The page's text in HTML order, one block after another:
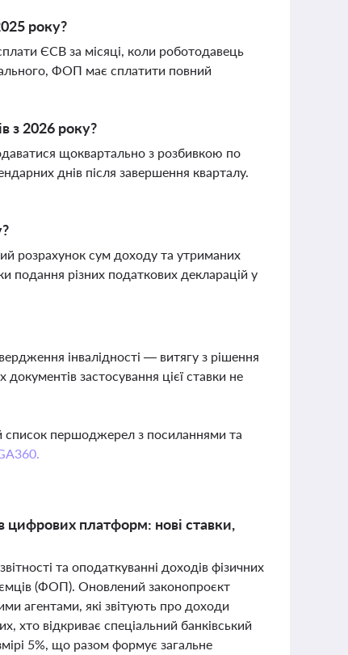
року?
ЄСВ за місяці, коли роботодавець
ФОП має сплатити повний
з 2026 року?
щоквартально з розбивкою по
днів після завершення кварталу.
розрахунок сум доходу та утриманих
подання різних податкових декларацій у
інвалідності — витягу з рішення
застосування цієї ставки не
список першоджерел з посиланнями та
платформ: нові ставки,
та оподаткуванні доходів фізичних
(ФОП). Оновлений законопроєкт
агентами, які звітують про доходи
відкриває спеціальний банківський
5%, що разом формує загальне